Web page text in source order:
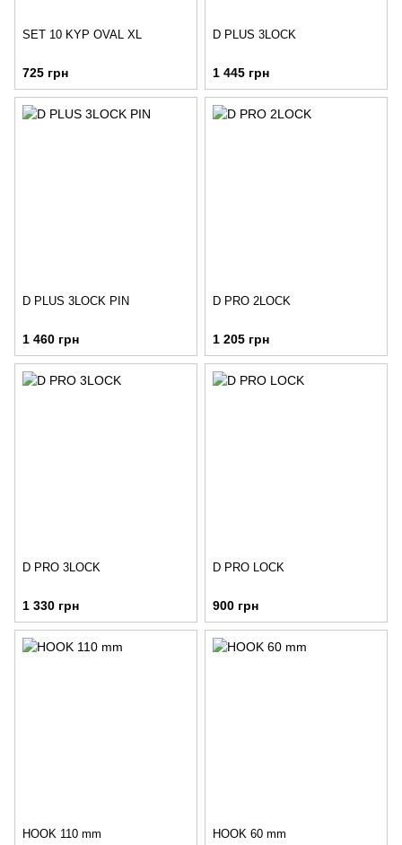
SET 10 KYP OVAL XL
725 грн
D PLUS 3LOCK
1 445 грн
D PLUS 3LOCK PIN
1 460 грн
D PRO 2LOCK
1 205 грн
D PRO 3LOCK
1 330 грн
D PRO LOCK
900 грн
HOOK 110 mm HOOK 60 mm